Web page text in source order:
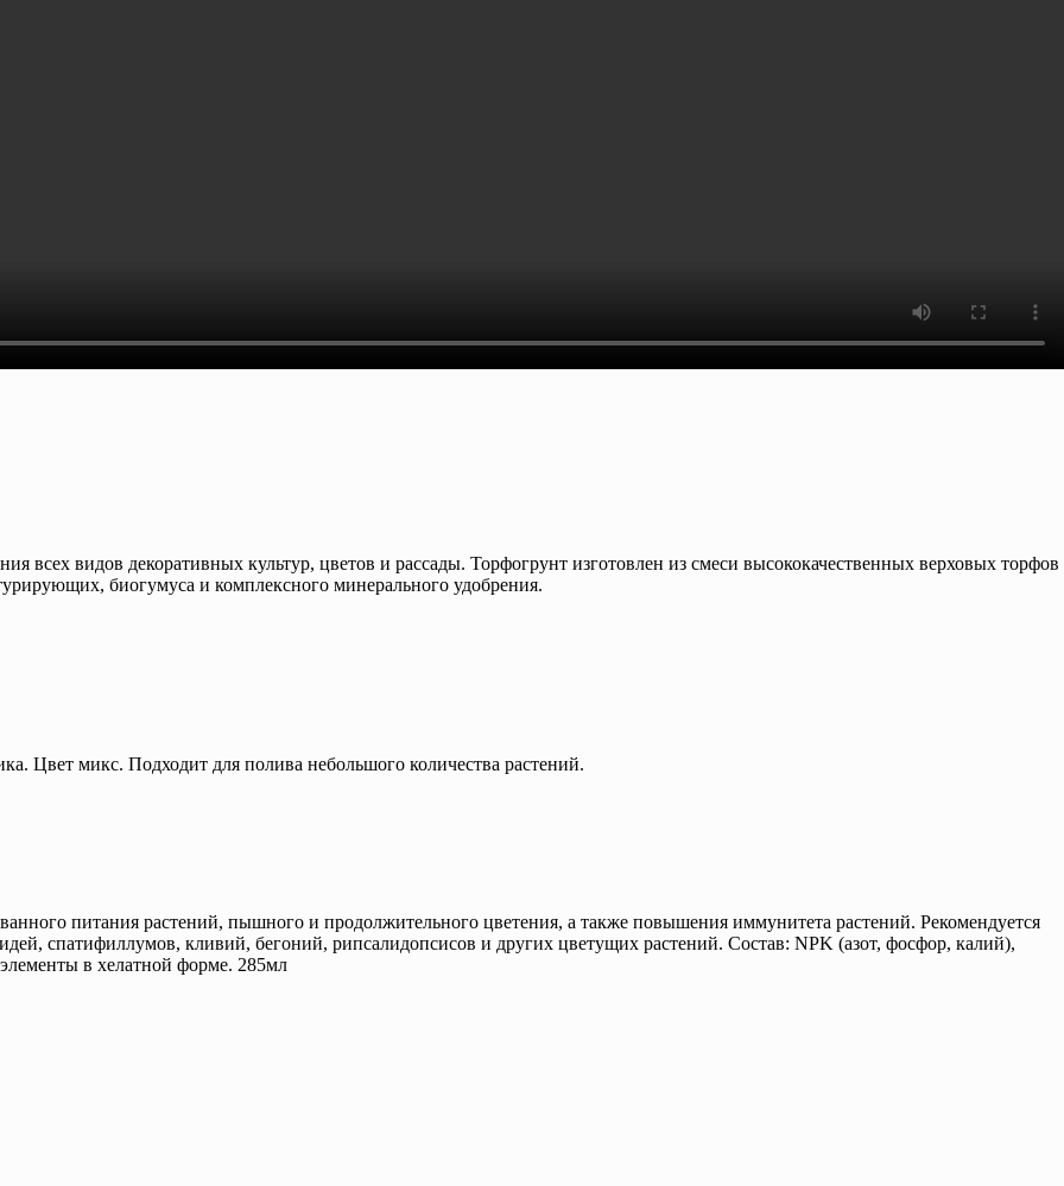
всех видов декоративных культур, цветов и рассады. Торфогрунт изготовлен из смеси высококачественных верховых торфов
биогумуса и комплексного минерального удобрения.
Цвет микс. Подходит для полива небольшого количества растений.
питания растений, пышного и продолжительного цветения, а также повышения иммунитета растений. Рекомендуется
спатифиллумов, кливий, бегоний, рипсалидопсисов и других цветущих растений. Состав: NPK (азот, фосфор, калий),
в хелатной форме. 285мл